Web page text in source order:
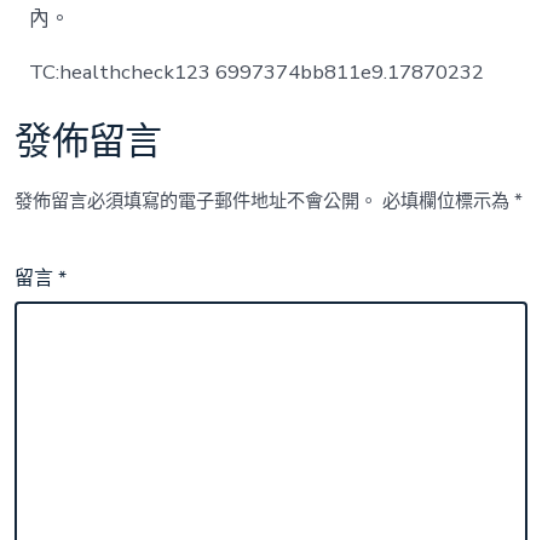
內。
TC:healthcheck123 6997374bb811e9.17870232
發佈留言
發佈留言必須填寫的電子郵件地址不會公開。 必填欄位標示為*
留言*